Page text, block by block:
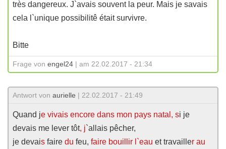
très dangereux. J`avais souvent la peur. Mais je savais
cela l`unique possibilitê était survivre.
Bitte
Frage von engel24 | am 22.02.2017 - 21:34
Antwort von aurielle | 22.02.2017 - 21:49
Quand je vivais encore dans mon pays natal, si je
devais me lever tôt, j`allais pêcher,
je devais faire du feu, faire bouillir l`eau et travailler au